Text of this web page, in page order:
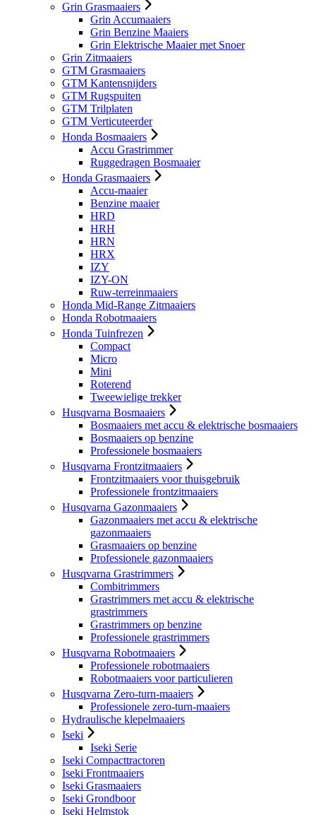
Grin Grasmaaiers
Grin Accumaaiers
Grin Benzine Maaiers
Grin Elektrische Maaier met Snoer
Grin Zitmaaiers
GTM Grasmaaiers
GTM Kantensnijders
GTM Rugspuiten
GTM Trilplaten
GTM Verticuteerder
Honda Bosmaaiers
Accu Grastrimmer
Ruggedragen Bosmaaier
Honda Grasmaaiers
Accu-maaier
Benzine maaier
HRD
HRH
HRN
HRX
IZY
IZY-ON
Ruw-terreinmaaiers
Honda Mid-Range Zitmaaiers
Honda Robotmaaiers
Honda Tuinfrezen
Compact
Micro
Mini
Roterend
Tweewielige trekker
Husqvarna Bosmaaiers
Bosmaaiers met accu & elektrische bosmaaiers
Bosmaaiers op benzine
Professionele bosmaaiers
Husqvarna Frontzitmaaiers
Frontzitmaaiers voor thuisgebruik
Professionele frontzitmaaiers
Husqvarna Gazonmaaiers
Gazonmaaiers met accu & elektrische
gazonmaaiers
Grasmaaiers op benzine
Professionele gazonmaaiers
Husqvarna Grastrimmers
Combitrimmers
Grastrimmers met accu & elektrische
grastrimmers
Grastrimmers op benzine
Professionele grastrimmers
Husqvarna Robotmaaiers
Professionele robotmaaiers
Robotmaaiers voor particulieren
Husqvarna Zero-turn-maaiers
Professionele zero-turn-maaiers
Hydraulische klepelmaaiers
Iseki
Iseki Serie
Iseki Compacttractoren
Iseki Frontmaaiers
Iseki Grasmaaiers
Iseki Grondboor
Iseki Helmstok